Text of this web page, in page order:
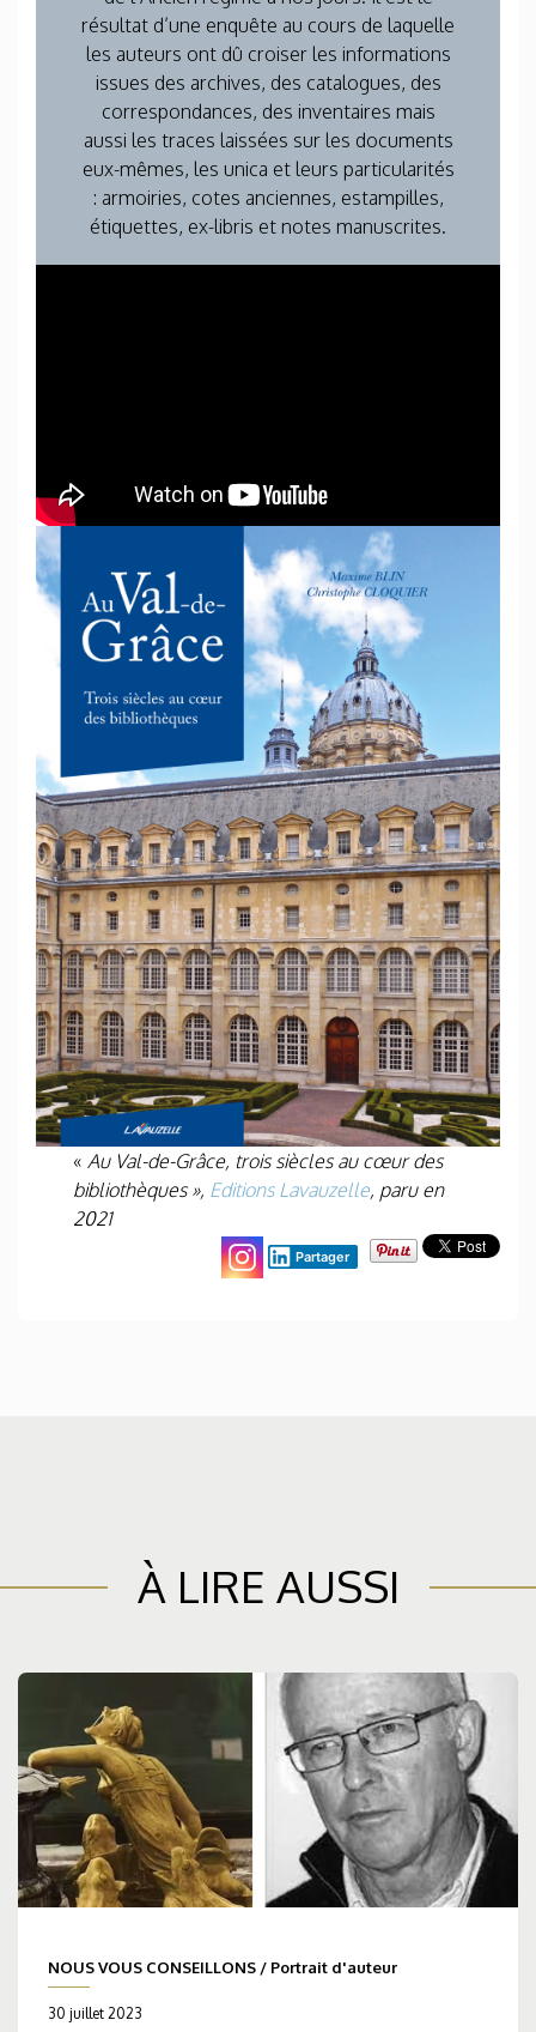
résultat d’une enquête au cours de laquelle
les auteurs ont dû croiser les informations
issues des archives, des catalogues, des
correspondances, des inventaires mais
aussi les traces laissées sur les documents
eux-mêmes, les unica et leurs particularités
: armoiries, cotes anciennes, estampilles,
étiquettes, ex-libris et notes manuscrites.
« Au Val-de-Grâce, trois siècles au cœur des
bibliothèques », Editions Lavauzelle, paru en
2021
Partager
À LIRE AUSSI
NOUS VOUS CONSEILLONS / Portrait d'auteur
30 juillet 2023